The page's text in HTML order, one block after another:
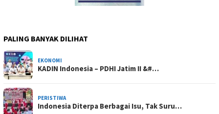
PALING BANYAK DILIHAT
EKONOMI
KADIN Indonesia – PDHI Jatim II &#…
PERISTIWA
Indonesia Diterpa Berbagai Isu, Tak Suru…